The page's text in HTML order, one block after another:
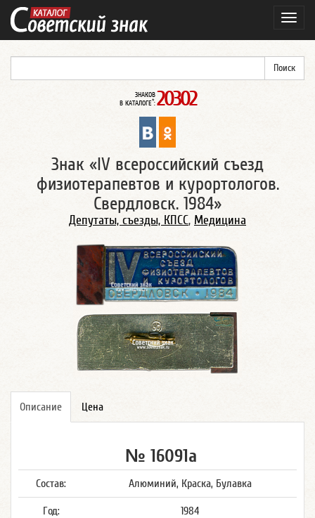
ЗНАКОВ
В КАТАЛОГЕ*: 20302
Знак «IV всероссийский съезд
физиотерапевтов и курортологов.
Свердловск. 1984»
Депутаты, съезды, КПСС, Медицина
Описание Цена
№ 16091а
Состав: Алюминий, Краска, Булавка
Год: 1984